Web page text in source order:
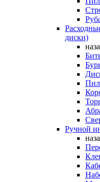
диски)
Ручной